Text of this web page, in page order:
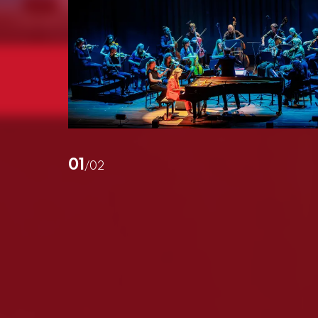
01 /02